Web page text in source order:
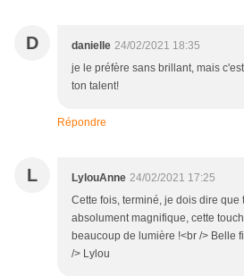
D danielle 24/02/2021 18:35
je le préfère sans brillant, mais
ton talent!
Répondre
L LylouAnne 24/02/2021 17:25
Cette fois, terminé, je dois dire que
absolument magnifique, cette
beaucoup de lumière !<br /> Belle
/> Lylou